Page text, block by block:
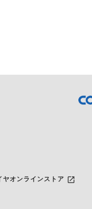
ただいた店舗へご連絡
ヤオンラインストア launch